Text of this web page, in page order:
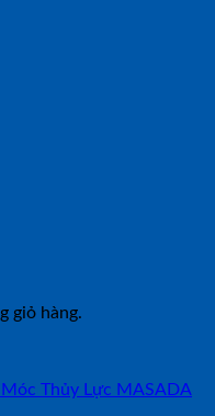
giỏ hàng.